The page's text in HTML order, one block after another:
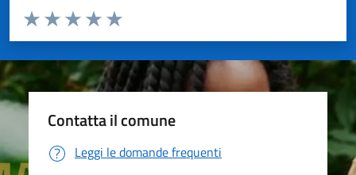
Valuta da 1 a 5 stelle la pagina
Valuta 5 stelle su 5
Valuta 4 stelle su 5
Valuta 3 stelle su 5
Valuta 2 stelle su 5
Valuta 1 stelle su 5
Contatta il comune
Leggi le domande frequenti